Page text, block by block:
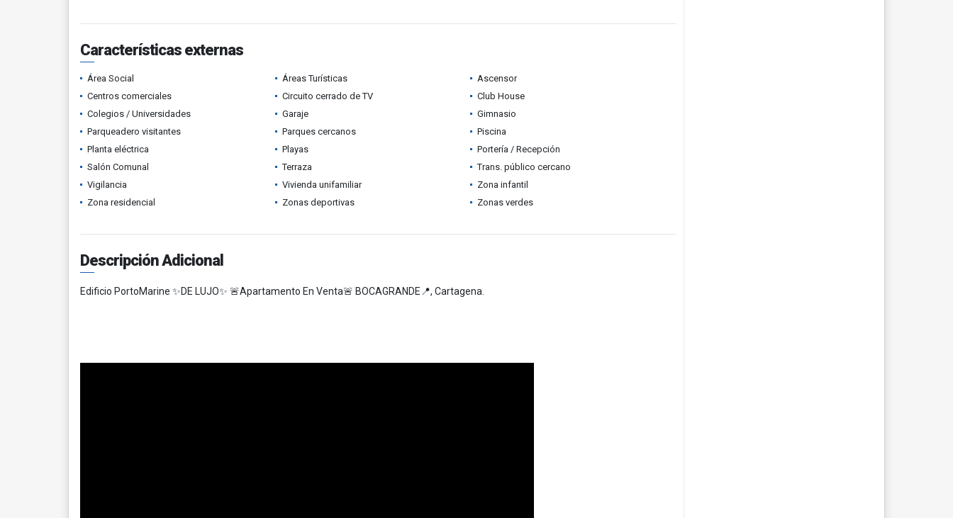
Características externas
Área Social Áreas Turísticas
Ascensor
Centros comerciales
Circuito cerrado de TV
Club House
Colegios / Universidades
Garaje
Gimnasio
Parqueadero visitantes
Parques cercanos
Piscina
Planta eléctrica
Playas
Portería / Recepción
Salón Comunal
Terraza
Trans. público cercano
Vigilancia
Vivienda unifamiliar
Zona infantil
Zona residencial
Zonas deportivas Zonas verdes
Descripción Adicional
Edificio PortoMarine ✨DE LUJO✨ 🚨Apartamento En Venta🚨 BOCAGRANDE📍, Cartagena.